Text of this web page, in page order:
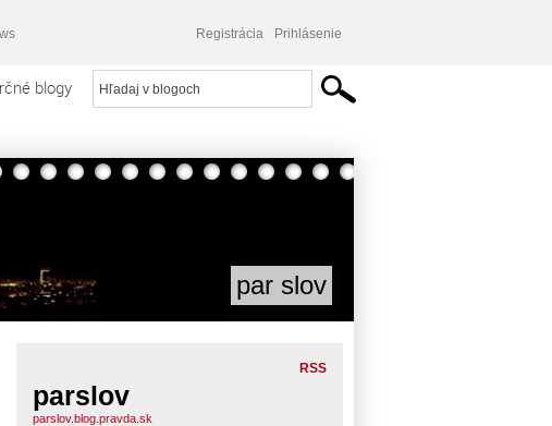
Registrácia Prihlásenie
blogy
par slov
RSS
parslov
parslov.blog.pravda.sk